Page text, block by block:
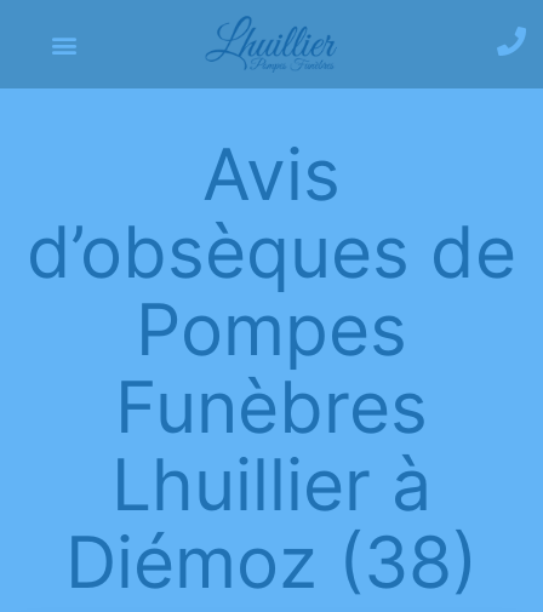
Avis
d’obsèques de
Pompes
Funèbres
Lhuillier à
Diémoz (38)